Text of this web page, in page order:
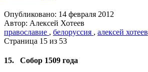
Опубликовано: 14 февраля 2012
Автор: Алексей Хотеев
православие , белоруссия , алексей хотеев
Страница 15 из 53
15. Собор 1509 года